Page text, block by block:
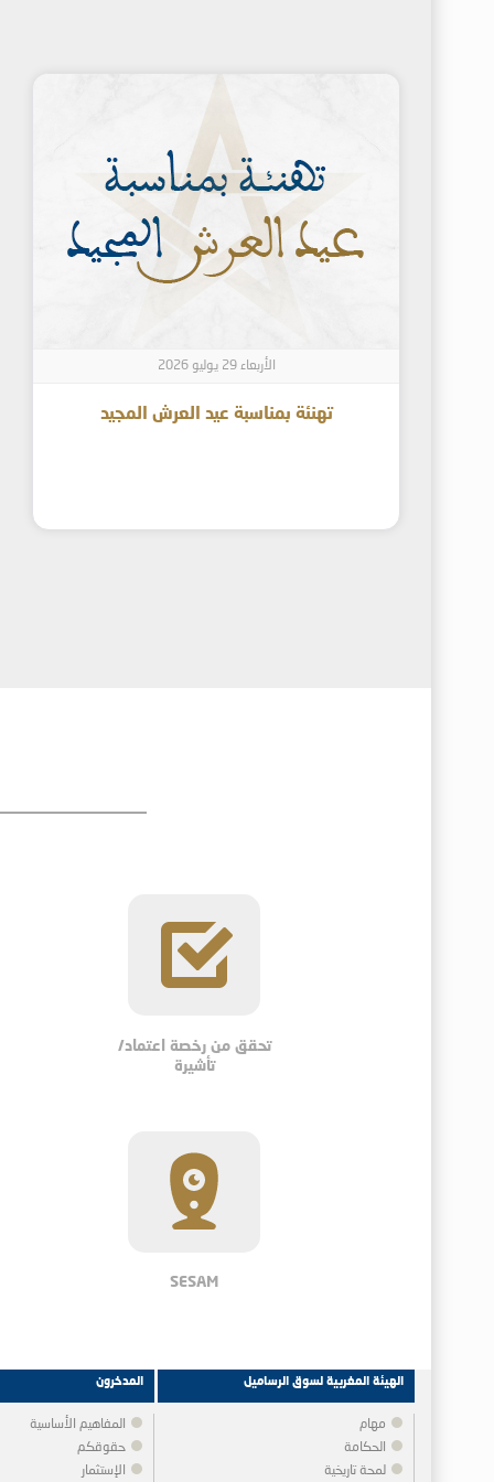
الأربعاء 29 يوليو 2026
تهنئة بمناسبة عيد العرش المجيد
تحقق من رخصة اعتماد/
تأشيرة
SESAM
الهيئة المغربية لسوق الرساميل
مهام
الحكامة
لمحة تاريخية
المدخرون
المفاهيم الأساسية
حقوقكم
الإستثمار